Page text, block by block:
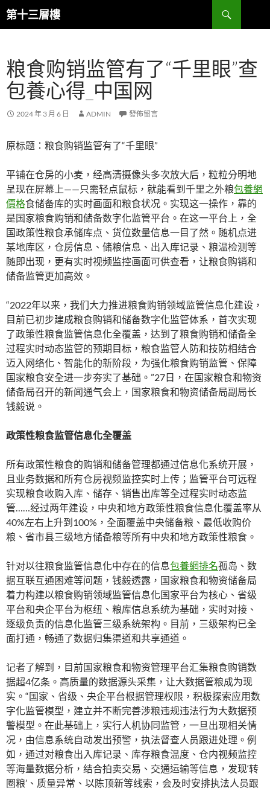
跳
至
內
容
第十三層樓
搜
尋
粮食购销监管有了“千里眼”查
包養心得_中国网
2024 年 3 月 6 日 ADMIN 發佈留言
原标题：粮食购销监管有了“千里眼”
平铺在仓房的小麦，经高清摄像头多次放大后，粒粒分明地
呈现在屏幕上——只需轻点鼠标，就能看到千里之外粮包養網
價格食储备库的实时画面和粮食状况。实现这一操作，靠的
是国家粮食购销和储备数字化监管平台。在这一平台上，全
国政策性粮食承储库点、货位数量信息一目了然。随机点进
某地库区，仓房信息、储粮信息、出入库记录、粮温检测等
随即出现，更有实时视频监控画面可供查看，让粮食购销和
储备监管更加高效。
“2022年以来，我们大力推进粮食购销领域监管信息化建设，
目前已初步建成粮食购销和储备数字化监管体系，首次实现
了政策性粮食监管信息化全覆盖，达到了粮食购销和储备全
过程实时动态监管的预期目标，粮食监管人防和技防相结合
迈入网络化、智能化的新阶段，为强化粮食购销监管、保障
国家粮食安全进一步夯实了基础。”27日，在国家粮食和物资
储备局召开的新闻通气会上，国家粮食和物资储备局副局长
钱毅说。
政策性粮食监管信息化全覆盖
所有政策性粮食的购销和储备管理都通过信息化系统开展，
且业务数据和所有仓房视频监控实时上传；监管平台可远程
实现粮食收购入库、储存、销售出库等全过程实时动态监
管……经过两年建设，中央和地方政策性粮食信息化覆盖率从
40%左右上升到100%，全面覆盖中央储备粮、最低收购价
粮、省市县三级地方储备粮等所有中央和地方政策性粮食。
针对以往粮食监管信息化中存在的信息包養網排名孤岛、数
据互联互通困难等问题，钱毅透露，国家粮食和物资储备局
着力构建以粮食购销领域监管信息化国家平台为核心、省级
平台和央企平台为枢纽、粮库信息系统为基础，实时对接、
逐级负责的信息化监管三级系统架构。目前，三级架构已全
面打通，畅通了数据归集渠道和共享通道。
记者了解到，目前国家粮食和物资管理平台汇集粮食购销数
据超4亿条。高质量的数据源头采集，让大数据管粮成为现
实。“国家、省级、央企平台根据管理权限，积极探索应用数
字化监管模型，建立并不断完善涉粮违规违法行为大数据预
警模型。在此基础上，实行人机协同监管，一旦出现相关情
况，由信息系统自动发出预警，执法督查人员跟进处理。例
如，通过对粮食出入库记录、库存粮食温度、仓内视频监控
等海量数据分析，结合拍卖交易、交通运输等信息，发现‘转
圈粮’、质量异常、以陈顶新等线索，会及时安排执法人员跟